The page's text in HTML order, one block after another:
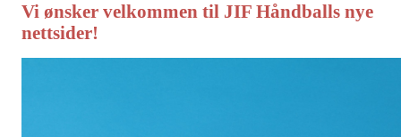
Vi ønsker velkommen til JIF Håndballs nye
nettsider!